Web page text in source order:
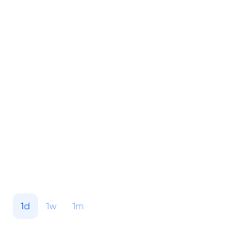
1d 1w 1m